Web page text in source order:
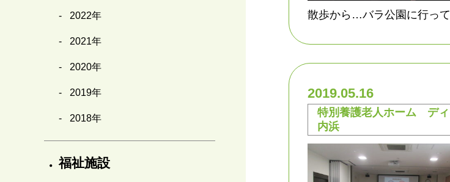
2022年
2021年
2020年
2019年
2018年
福祉施設
散歩から…バラ公園に行っ
2019.05.16
特別養護老人ホーム ディ
内浜